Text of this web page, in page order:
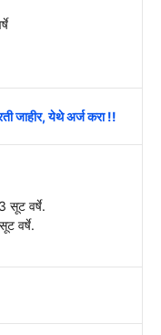
जाहीर, येथे अर्ज करा !!
सूट वर्षे.
वर्षे.